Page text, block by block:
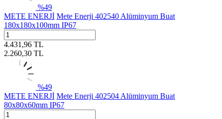
%49
METE ENERJİ Mete Enerji 402540 Alüminyum Buat
180x180x100mm IP67
4.431,96 TL
2.260,30 TL
%49
METE ENERJİ Mete Enerji 402504 Alüminyum Buat
80x80x60mm IP67